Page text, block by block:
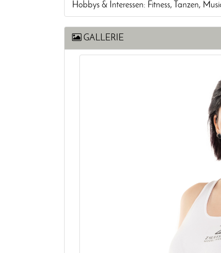
Hobbys & Interessen: Fitness, Tanzen,
GALLERIE